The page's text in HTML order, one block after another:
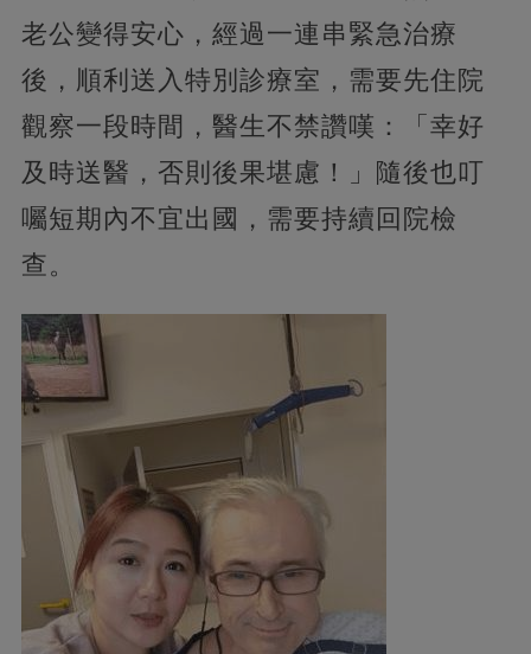
老公變得安心，經過一連串緊急治療
後，順利送入特別診療室，需要先住院
觀察一段時間，醫生不禁讚嘆：「幸好
及時送醫，否則後果堪慮！」隨後也叮
囑短期內不宜出國，需要持續回院檢
查。